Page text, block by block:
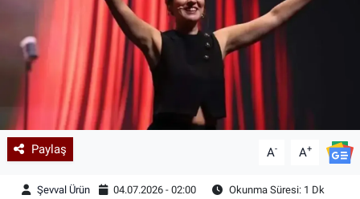
Paylaş A- A+
Şevval Ürün 04.07.2026 - 02:00 Okunma Süresi: 1 Dk
Siyaset
Teknoloji
Yazarlar
Astroloji-Rüya